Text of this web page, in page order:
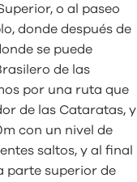
o al paseo
donde después de
se puede
de las
por una ruta que
de las Cataratas, y
con un nivel de
saltos, y al final
parte superior de